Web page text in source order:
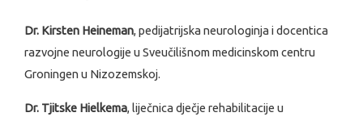
Dr. Kirsten Heineman, pedijatrijska neurologinja i docentica
razvojne neurologije u Sveučilišnom medicinskom centru
Groningen u Nizozemskoj.
Dr. Tjitske Hielkema, liječnica dječje rehabilitacije u